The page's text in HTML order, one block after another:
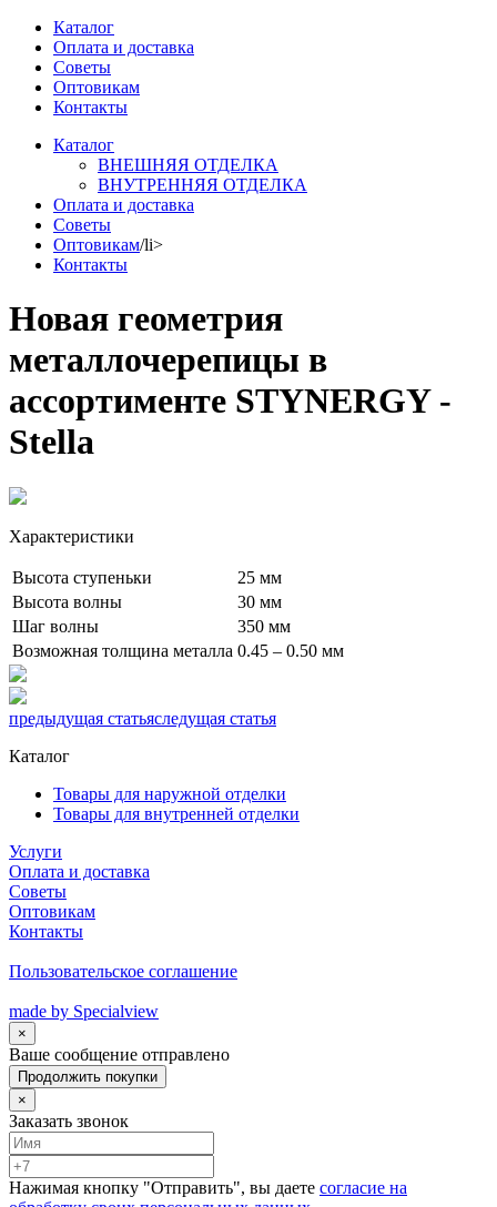
Каталог
Оплата и доставка
Советы
Оптовикам
Контакты
Каталог
ВНЕШНЯЯ ОТДЕЛКА
ВНУТРЕННЯЯ ОТДЕЛКА
Оплата и доставка
Советы
Оптовикам/li>
Контакты
Новая геометрия
металлочерепицы в
ассортименте STYNERGY -
Stella
Характеристики
Высота ступеньки
25 мм
Высота волны
30 мм
Шаг волны
350 мм
Возможная толщина металла 0.45 – 0.50 мм
предыдущая статьяследущая статья
Каталог
Товары для наружной отделки
Товары для внутренней отделки
Услуги
Оплата и доставка
Советы
Оптовикам
Контакты
Пользовательское соглашение
made by Specialview
×
Ваше сообщение отправлено
Продолжить покупки
×
Заказать звонок
Нажимая кнопку "Отправить", вы даете согласие на